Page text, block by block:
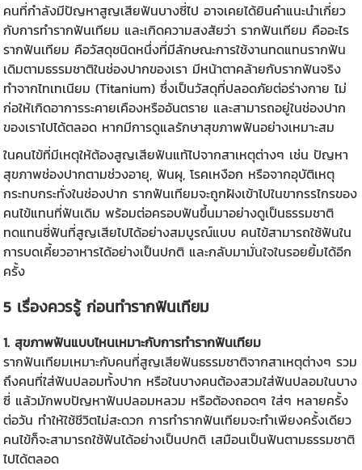
คนที่กำลังมีปัญหาสูญเสียฟันบางซี่ไป อาจเคยได้ยินคำแนะนำเกี่ยว
กับการทำรากฟันเทียม และเกิดความสงสัยว่า รากฟันเทียม คืออะไร
รากฟันเทียม คือวัสดุชนิดหนึ่งที่มีลักษณะการใช้งานทดแทนรากฟัน
เดิมตามธรรมชาติในช่องปากของเรา มีหน้าตาคล้ายกับรากฟันจริง
ทำจากไทเทเนียม (Titanium) ซึ่งเป็นวัสดุที่ปลอดภัยต่อร่างกาย ไม่
ก่อให้เกิดอาการระคายเคืองหรืออันตราย และสามารถอยู่ในช่องปาก
ของเราไปได้ตลอด หากมีการดูแลรักษาสุขภาพฟันอย่างเหมาะสม
ในคนไข้ที่มีเหตุให้ต้องสูญเสียฟันแท้ไปจากสาเหตุต่างๆ เช่น ปัญหา
สุขภาพช่องปากตามช่วงอายุ, ฟันผุ, โรคเหงือก หรือจากอุบัติเหตุ
กระทบกระทั่งในช่องปาก รากฟันเทียมจะถูกฝังเข้าไปในขากรรไกรของ
คนไข้แทนที่ฟันเดิม พร้อมต่อครอบฟันขึ้นมาอย่างดูเป็นธรรมชาติ
ทดแทนซี่ฟันที่สูญเสียไปได้อย่างสมบูรณ์แบบ คนไข้สามารถใช้ฟันใน
การบดเคี้ยวอาหารได้อย่างเป็นปกติ และกลับมามั่นใจในรอยยิ้มได้อีก
ครั้ง
5 เรื่องควรรู้ ก่อนทำรากฟันเทียม
1. สุขภาพฟันแบบไหนเหมาะกับการทำรากฟันเทียม
รากฟันเทียมเหมาะกับคนที่สูญเสียฟันธรรมชาติจากสาเหตุต่างๆ รวม
ถึงคนที่ใส่ฟันปลอมทั้งปาก หรือในบางคนต้องสวมใส่ฟันปลอมในบาง
ซี่ แล้วมักพบปัญหาฟันปลอมหลวม หรือต้องถอดๆ ใส่ๆ หลายครั้ง
ต่อวัน ทำให้ใช้ชีวิตไม่สะดวก การทำรากฟันเทียมจะทำเพียงครั้งเดียว
คนไข้ก็จะสามารถใช้ฟันได้อย่างเป็นปกติ เสมือนเป็นฟันตามธรรมชาติ
ไปได้ตลอด